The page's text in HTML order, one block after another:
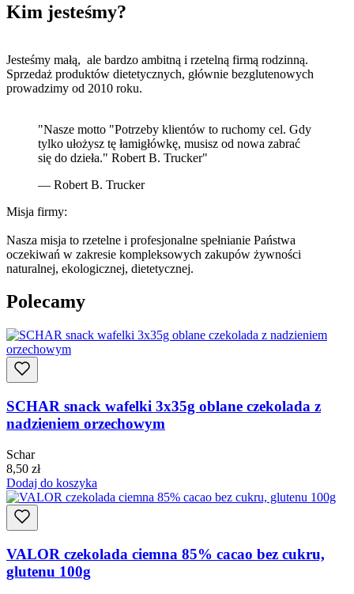
Kim jesteśmy?
Jesteśmy małą, ale bardzo ambitną i rzetelną firmą rodzinną.
Sprzedaż produktów dietetycznych, głównie bezglutenowych
prowadzimy od 2010 roku.
"Nasze motto "Potrzeby klientów to ruchomy cel. Gdy
tylko ułożysz tę łamigłówkę, musisz od nowa zabrać
się do dzieła." Robert B. Trucker"
— Robert B. Trucker
Misja firmy:
Nasza misja to rzetelne i profesjonalne spełnianie Państwa
oczekiwań w zakresie kompleksowych zakupów żywności
naturalnej, ekologicznej, dietetycznej.
Polecamy
SCHAR snack wafelki 3x35g oblane czekolada z
nadzieniem orzechowym
Schar
8,50 zł
Dodaj do koszyka
VALOR czekolada ciemna 85% cacao bez cukru,
glutenu 100g